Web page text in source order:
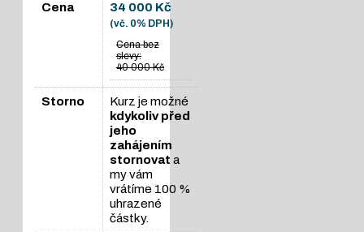
Cena 34 000 Kč
(vč. 0% DPH)
Cena bez
slevy:
40 000 Kč
Storno
Kurz je možné
kdykoliv před
jeho
zahájením
stornovat a
my vám
vrátíme 100 %
uhrazené
částky.